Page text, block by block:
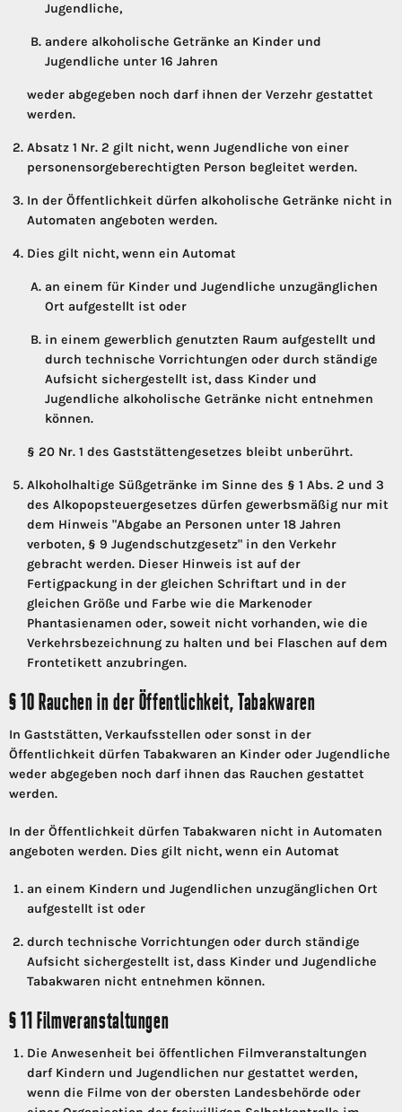
Jugendliche,
andere alkoholische Getränke an Kinder und
Jugendliche unter 16 Jahren
weder abgegeben noch darf ihnen der Verzehr gestattet
werden.
Absatz 1 Nr. 2 gilt nicht, wenn Jugendliche von einer
personensorgeberechtigten Person begleitet werden.
In der Öffentlichkeit dürfen alkoholische Getränke nicht in
Automaten angeboten werden.
Dies gilt nicht, wenn ein Automat
an einem für Kinder und Jugendliche unzugänglichen
Ort aufgestellt ist oder
in einem gewerblich genutzten Raum aufgestellt und
durch technische Vorrichtungen oder durch ständige
Aufsicht sichergestellt ist, dass Kinder und
Jugendliche alkoholische Getränke nicht entnehmen
können.
§ 20 Nr. 1 des Gaststättengesetzes bleibt unberührt.
Alkoholhaltige Süßgetränke im Sinne des § 1 Abs. 2 und 3
des Alkopopsteuergesetzes dürfen gewerbsmäßig nur mit
dem Hinweis "Abgabe an Personen unter 18 Jahren
verboten, § 9 Jugendschutzgesetz" in den Verkehr
gebracht werden. Dieser Hinweis ist auf der
Fertigpackung in der gleichen Schriftart und in der
gleichen Größe und Farbe wie die Markenoder
Phantasienamen oder, soweit nicht vorhanden, wie die
Verkehrsbezeichnung zu halten und bei Flaschen auf dem
Frontetikett anzubringen.
§ 10 Rauchen in der Öffentlichkeit, Tabakwaren
In Gaststätten, Verkaufsstellen oder sonst in der
Öffentlichkeit dürfen Tabakwaren an Kinder oder Jugendliche
weder abgegeben noch darf ihnen das Rauchen gestattet
werden.
In der Öffentlichkeit dürfen Tabakwaren nicht in Automaten
angeboten werden. Dies gilt nicht, wenn ein Automat
an einem Kindern und Jugendlichen unzugänglichen Ort
aufgestellt ist oder
durch technische Vorrichtungen oder durch ständige
Aufsicht sichergestellt ist, dass Kinder und Jugendliche
Tabakwaren nicht entnehmen können.
§ 11 Filmveranstaltungen
Die Anwesenheit bei öffentlichen Filmveranstaltungen
darf Kindern und Jugendlichen nur gestattet werden,
wenn die Filme von der obersten Landesbehörde oder